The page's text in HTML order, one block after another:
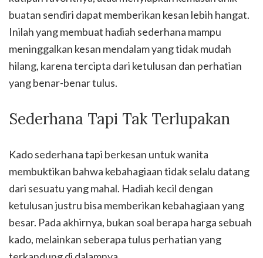
buatan sendiri dapat memberikan kesan lebih hangat.
Inilah yang membuat hadiah sederhana mampu
meninggalkan kesan mendalam yang tidak mudah
hilang, karena tercipta dari ketulusan dan perhatian
yang benar-benar tulus.
Sederhana Tapi Tak Terlupakan
Kado sederhana tapi berkesan untuk wanita
membuktikan bahwa kebahagiaan tidak selalu datang
dari sesuatu yang mahal. Hadiah kecil dengan
ketulusan justru bisa memberikan kebahagiaan yang
besar. Pada akhirnya, bukan soal berapa harga sebuah
kado, melainkan seberapa tulus perhatian yang